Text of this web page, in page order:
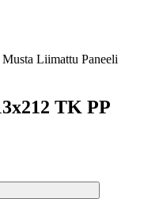
Liimattu Paneeli
TK PP